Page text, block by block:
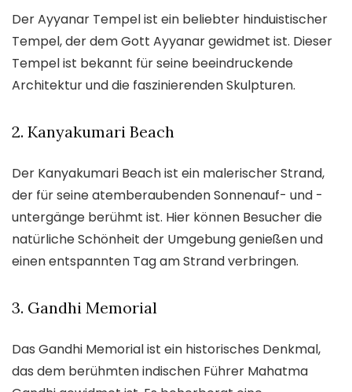
Der Ayyanar Tempel ist ein beliebter hinduistischer
Tempel, der dem Gott Ayyanar gewidmet ist. Dieser
Tempel ist bekannt für seine beeindruckende
Architektur und die faszinierenden Skulpturen.
2. Kanyakumari Beach
Der Kanyakumari Beach ist ein malerischer Strand,
der für seine atemberaubenden Sonnenauf- und -
untergänge berühmt ist. Hier können Besucher die
natürliche Schönheit der Umgebung genießen und
einen entspannten Tag am Strand verbringen.
3. Gandhi Memorial
Das Gandhi Memorial ist ein historisches Denkmal,
das dem berühmten indischen Führer Mahatma